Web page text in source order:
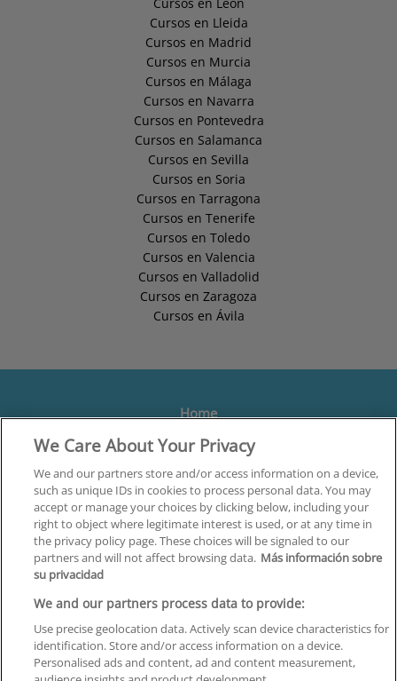
Cursos en Lleida
Cursos en Madrid
Cursos en Murcia
Cursos en Málaga
Cursos en Navarra
Cursos en Pontevedra
Cursos en Salamanca
Cursos en Sevilla
Cursos en Soria
Cursos en Tarragona
Cursos en Tenerife
Cursos en Toledo
Cursos en Valencia
Cursos en Valladolid
Cursos en Zaragoza
Cursos en Ávila
Home
Formación
Centros
Orientación
Quiénes somos
Contacta
Aviso Legal
Política de Privacidad
Política de Cookies
We Care About Your Privacy
We and our partners store and/or access information on a device,
such as unique IDs in cookies to process personal data. You may
accept or manage your choices by clicking below, including your
right to object where legitimate interest is used, or at any time in
the privacy policy page. These choices will be signaled to our
partners and will not affect browsing data. Más información sobre
su privacidad
We and our partners process data to provide:
Use precise geolocation data. Actively scan device characteristics for
identification. Store and/or access information on a device.
Personalised ads and content, ad and content measurement,